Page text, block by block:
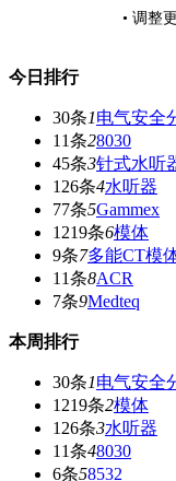
• 调整
今日排行
30条1电气安全
11条28030
45条3针式水听
126条4水听器
77条5Gammex
1219条6模体
9条7多能CT模
11条8ACR
7条9Medteq
本周排行
30条1电气安全
1219条2模体
126条3水听器
11条48030
6条58532